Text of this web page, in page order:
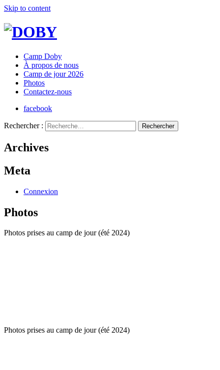
Skip to content
Camp Doby
À propos de nous
Camp de jour 2026
Photos
Contactez-nous
facebook
Rechercher :
Archives
Meta
Connexion
Photos
Photos prises au camp de jour (été 2024)
Photos prises au camp de jour (été 2024)